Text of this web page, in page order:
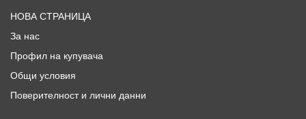
НОВА СТРАНИЦА
За нас
Профил на купувача
Общи условия
Поверителност и лични данни